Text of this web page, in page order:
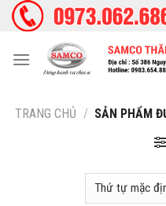
Skip
TRANG CHỦ / SẢN PHẨM